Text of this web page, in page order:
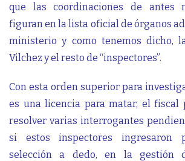
que las coordinaciones de antes
figuran en la lista oficial de órganos
ministerio y como tenemos dicho,
Vilchez y el resto de “inspectores”.
Con esta orden superior para
es una licencia para matar, el fiscal
resolver varias interrogantes
si estos inspectores ingresaron
selección a dedo, en la gestión